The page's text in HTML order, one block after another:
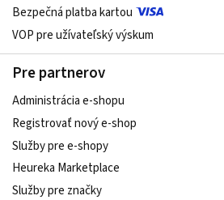
Bezpečná platba kartou
VOP pre užívateľský výskum
Pre partnerov
Administrácia e-shopu
Registrovať nový e-shop
Služby pre e‑shopy
Heureka Marketplace
Služby pre značky